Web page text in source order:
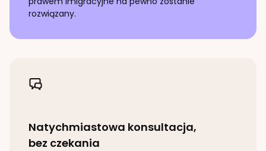
rozwiązany.
Natychmiastowa konsultacja,
bez czekania